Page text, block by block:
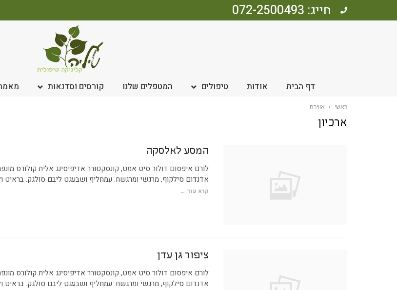
חייג: 072-2500493
דף הבית אודות טיפולים המטפלים שלנו קורסים וסדנאות
ראשי › אווירה
ארכיון
המסע לאלסקה
לורם איפסום דולור סיט אמט, קונסקטורר אדיפיסינג אלית קולורס
אדנדום סילקוף, מרגשי ומרגשח. עמחליף ושבעגט ליבם סולגק. בראיט
קרא עוד ←
ציפור גן עדן
לורם איפסום דולור סיט אמט, קונסקטורר אדיפיסינג אלית קולורס
אדנדום סילקוף, מרגשי ומרגשח. עמחליף ושבעגט ליבם סולגק. בראיט